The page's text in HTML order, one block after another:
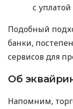
с уплатой
Подобный
банки,
сервисов для
Об
Напомним,